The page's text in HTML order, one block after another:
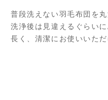
普段洗えない羽毛布団を丸
洗浄後は見違えるぐらいに
長く、清潔にお使いいただ